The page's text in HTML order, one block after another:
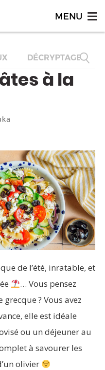
DÉCRYPTAGES
à la
de l’été, inratable, et
… Vous pensez
? Vous avez
elle est idéale
ou un déjeuner au
à savourer les
olivier